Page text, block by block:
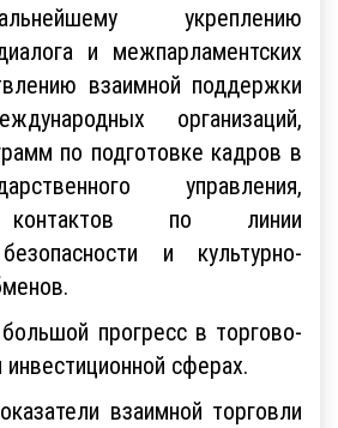
укреплению
и межпарламентских
взаимной поддержки
организаций,
по подготовке кадров в
управления,
контактов по линии
и культурно-
прогресс в торгово-
сферах.
взаимной торговли